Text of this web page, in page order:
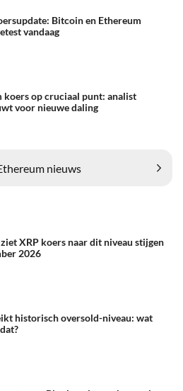
Bitcoin en Ethereum
vandaag
koers op cruciaal punt: analist
voor nieuwe daling
nieuws
XRP koers naar dit niveau stijgen
2026
historisch oversold-niveau: wat